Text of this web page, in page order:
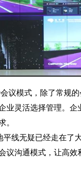
议模式，除了常规
业灵活选择管理。
。
线无疑已经走在了
议沟通模式，让高效